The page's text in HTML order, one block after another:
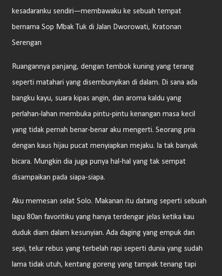
kesadaranku sendiri—membawaku ke sebuah tempat
bernama Sop Mbak Tuk di Jalan Dworowati, Kratonan
Serengan
Ruangannya panjang, dengan tembok kuning yang terang
seperti matahari yang disembunyikan di dalam. Di sana ada
bangku kayu, suara kipas angin, dan aroma kaldu yang
perlahan-lahan membuka pintu-pintu kenangan masa kecil
yang tidak pernah benar-benar aku mengerti. Seorang pria
dengan kaus hijau pucat menyiapkan mejaku. Ia tak banyak
bicara. Mungkin dia juga punya hal-hal yang tak sempat
disampaikan pada siapa-siapa.
Aku memesan selat Solo. Makanan itu datang seperti sebuah
lagu 80an favoritiku yang hanya terdengar jelas ketika kau
duduk diam dalam kesunyian. Ada daging yang empuk dan
sepi, telur rebus yang terbelah rapi seperti dunia yang sudah
lama tidak utuh, kentang goreng yang tampak tenang tapi